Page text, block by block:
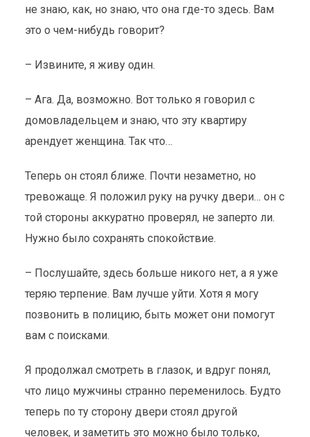
не знаю, как, но знаю, что она где-то здесь. Вам
это о чем-нибудь говорит?
– Извините, я живу один.
– Ага. Да, возможно. Вот только я говорил с
домовладельцем и знаю, что эту квартиру
арендует женщина. Так что…
Теперь он стоял ближе. Почти незаметно, но
тревожаще. Я положил руку на ручку двери… он с
той стороны аккуратно проверял, не заперто ли.
Нужно было сохранять спокойствие.
– Послушайте, здесь больше никого нет, а я уже
теряю терпение. Вам лучше уйти. Хотя я могу
позвонить в полицию, быть может они помогут
вам с поисками.
Я продолжал смотреть в глазок, и вдруг понял,
что лицо мужчины странно переменилось. Будто
теперь по ту сторону двери стоял другой
человек, и заметить это можно было только,